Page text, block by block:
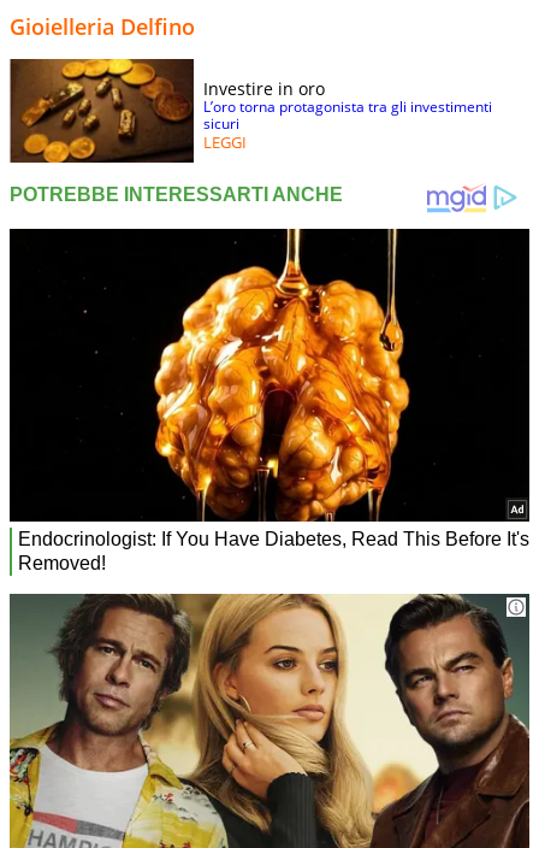
Gioielleria Delfino
Investire in oro
L’oro torna protagonista tra gli investimenti
sicuri
LEGGI